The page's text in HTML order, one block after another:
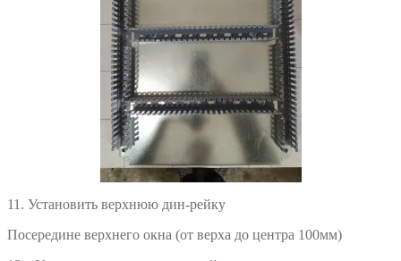
11. Установить верхнюю дин-рейку
Посередине верхнего окна (от верха до центра 100мм)